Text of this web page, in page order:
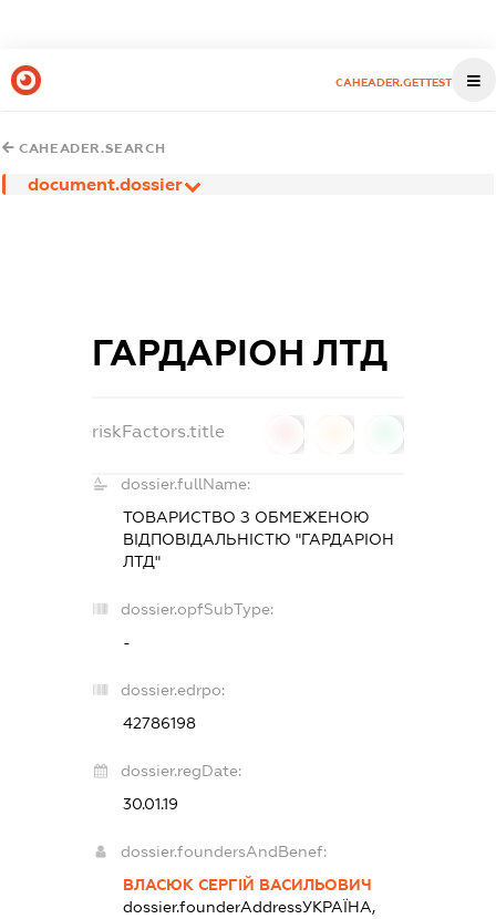
CAHEADER.GETTEST
CAHEADER.SEARCH
document.dossier
ГАРДАРІОН ЛТД
riskFactors.title
dossier.fullName:
ТОВАРИСТВО З ОБМЕЖЕНОЮ
ВІДПОВІДАЛЬНІСТЮ "ГАРДАРІОН
ЛТД"
dossier.opfSubType:
-
dossier.edrpo:
42786198
dossier.regDate:
30.01.19
dossier.foundersAndBenef:
ВЛАСЮК СЕРГІЙ ВАСИЛЬОВИЧ
dossier.founderAddressУКРАЇНА,